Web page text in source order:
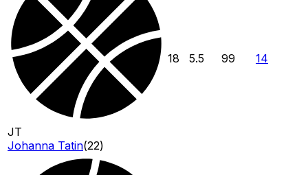
JT
Johanna Tatin(22)
18 5.5 99 14